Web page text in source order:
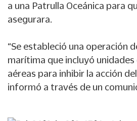
a una Patrulla Oceánica para
asegurara.
“Se estableció una operación
marítima que incluyó
aéreas para inhibir la acción
informó a través de un